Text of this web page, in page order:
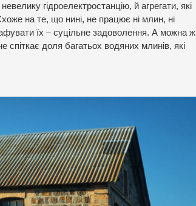
гідроелектростанцію, й агрегати, які
на те, що нині, не працює ні млин, ні
їх – суцільне задоволення. А можна ж
доля багатьох водяних млинів, які